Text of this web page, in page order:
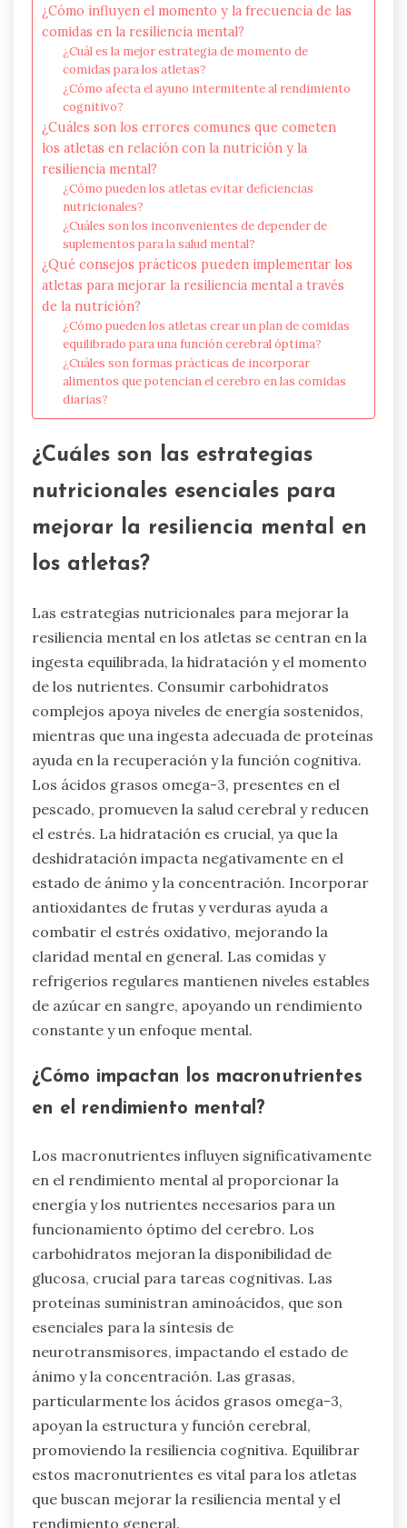
¿Cómo influyen el momento y la frecuencia de las
comidas en la resiliencia mental?
¿Cuál es la mejor estrategia de momento de
comidas para los atletas?
¿Cómo afecta el ayuno intermitente al rendimiento
cognitivo?
¿Cuáles son los errores comunes que cometen
los atletas en relación con la nutrición y la
resiliencia mental?
¿Cómo pueden los atletas evitar deficiencias
nutricionales?
¿Cuáles son los inconvenientes de depender de
suplementos para la salud mental?
¿Qué consejos prácticos pueden implementar los
atletas para mejorar la resiliencia mental a través
de la nutrición?
¿Cómo pueden los atletas crear un plan de comidas
equilibrado para una función cerebral óptima?
¿Cuáles son formas prácticas de incorporar
alimentos que potencian el cerebro en las comidas
diarias?
¿Cuáles son las estrategias
nutricionales esenciales para
mejorar la resiliencia mental en
los atletas?
Las estrategias nutricionales para mejorar la
resiliencia mental en los atletas se centran en la
ingesta equilibrada, la hidratación y el momento
de los nutrientes. Consumir carbohidratos
complejos apoya niveles de energía sostenidos,
mientras que una ingesta adecuada de proteínas
ayuda en la recuperación y la función cognitiva.
Los ácidos grasos omega-3, presentes en el
pescado, promueven la salud cerebral y reducen
el estrés. La hidratación es crucial, ya que la
deshidratación impacta negativamente en el
estado de ánimo y la concentración. Incorporar
antioxidantes de frutas y verduras ayuda a
combatir el estrés oxidativo, mejorando la
claridad mental en general. Las comidas y
refrigerios regulares mantienen niveles estables
de azúcar en sangre, apoyando un rendimiento
constante y un enfoque mental.
¿Cómo impactan los macronutrientes
en el rendimiento mental?
Los macronutrientes influyen significativamente
en el rendimiento mental al proporcionar la
energía y los nutrientes necesarios para un
funcionamiento óptimo del cerebro. Los
carbohidratos mejoran la disponibilidad de
glucosa, crucial para tareas cognitivas. Las
proteínas suministran aminoácidos, que son
esenciales para la síntesis de
neurotransmisores, impactando el estado de
ánimo y la concentración. Las grasas,
particularmente los ácidos grasos omega-3,
apoyan la estructura y función cerebral,
promoviendo la resiliencia cognitiva. Equilibrar
estos macronutrientes es vital para los atletas
que buscan mejorar la resiliencia mental y el
rendimiento general.